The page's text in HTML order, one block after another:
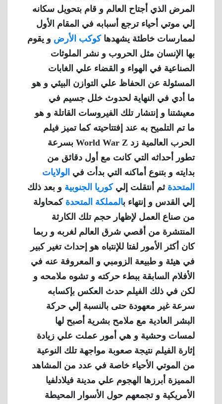
المرض الذي أجتاح العالم و قام بتحويل سكانه
إلي موتي أحياء ترجع أسبابه في المقام الأول
لممارسات خاطئة يشهدهاكوكب الأرض و يقوم
بها الإنسان مثل الحروب و نشر الملوثات
الصناعية في الهواء و القضاء علي الغابات
المسئولة عن الحفاظ علي التوازن البيئي و هو
ما أدي في النهاية لحدوث خلل جسيم في
معيشتنا و إنتشار تلك الفيروسات القاتلة و هو
ما تم التلميح به عند إفتتاحيته كما تميز فيلم
الحرب العالمية زد World War Z بسرعة
تطور أحداثه التي كانت مع أول دقائق من
بدايته و بتنوع أماكنه التي بدأت في الولايات
المتحدة ثم أنتقلت إليكوريا الجنوبية و بعد ذلك
إلي القدس و إنتهاء بالمملكة المتحدة كمحاولة
من صناع العمل لإظهار حجم تلك الكارثة
المنتشرة من أقصي شرق العالم لغربه و ربما
كان أكثر الأمور لفتا للإنتباه هو إحداث تغير كبير
في هيئة و طبيعة الزومبي و المعروفة عنه في
الأفلام السابقة ببطء حركته و تشوه ملامحه و
لكن في ذلك الفيلم حدث العكس بإكسابه
سرعة غير معهودة حتى بالنسبة إلي حركة
البشر العادية مع ملامح بشرية أصبح لها
لمسات وحشية و هي أمور عملت علي زيادة
إثارة الفيلم نتيجة صعوبة مواجهة تلك النوعية
من الموتي الأحياء خاصة في عدد من المشاهد
المميزة أبرزها الهجوم علي مدينة فيلادلفيا
الأمريكية و تجمعهم حول الأسوار المحيطة